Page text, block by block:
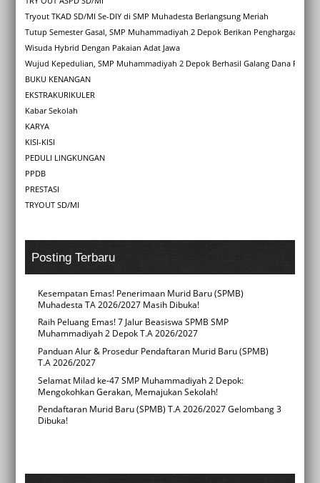
Tryout TKAD SD/MI Se-DIY di SMP Muhadesta Berlangsung Meriah
Tutup Semester Gasal, SMP Muhammadiyah 2 Depok Berikan Penghargaan
Wisuda Hybrid Dengan Pakaian Adat Jawa
Wujud Kepedulian, SMP Muhammadiyah 2 Depok Berhasil Galang Dana Rp
BUKU KENANGAN
EKSTRAKURIKULER
Kabar Sekolah
KARYA
KISI-KISI
PEDULI LINGKUNGAN
PPDB
PRESTASI
TRYOUT SD/MI
Posting Terbaru
Kesempatan Emas! Penerimaan Murid Baru (SPMB)
Muhadesta TA 2026/2027 Masih Dibuka!
Raih Peluang Emas! 7 Jalur Beasiswa SPMB SMP
Muhammadiyah 2 Depok T.A 2026/2027
Panduan Alur & Prosedur Pendaftaran Murid Baru (SPMB)
T.A 2026/2027
Selamat Milad ke-47 SMP Muhammadiyah 2 Depok:
Mengokohkan Gerakan, Memajukan Sekolah!
Pendaftaran Murid Baru (SPMB) T.A 2026/2027 Gelombang 3
Dibuka!